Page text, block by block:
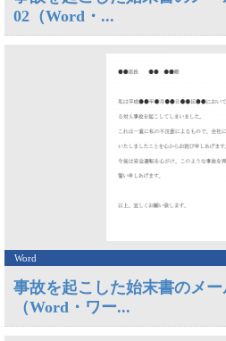
02（Word・...
Word
事故を起こした始末書のメ
（Word・ワー...